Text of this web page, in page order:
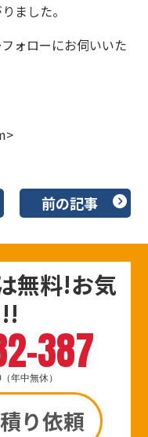
ました。
ォローにお伺いいた
前の記事
無料!お気
387
年中無休）
り依頼